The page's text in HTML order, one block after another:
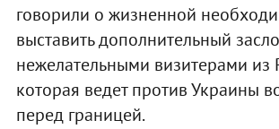
говорили о жизненной
выставить дополнительный
нежелательными визитерами из
которая ведет против Украины
перед границей.